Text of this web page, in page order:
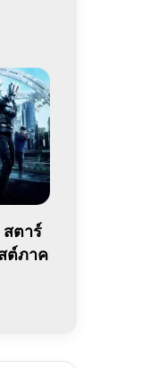
สตาร์
ต์ภาค